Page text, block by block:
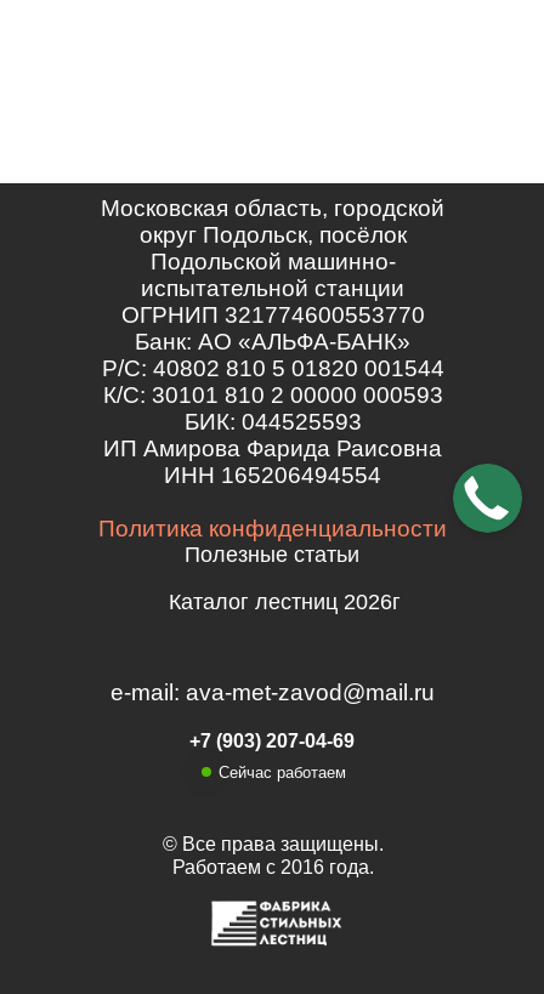
© Все права защищены.
Работаем с 2016 года.
Сейчас работаем
Московская область, городской
округ Подольск, посёлок
Подольской машинно-
испытательной станции
ОГРНИП 321774600553770
Банк: АО «АЛЬФА-БАНК»
Р/С: 40802 810 5 01820 001544
К/С: 30101 810 2 00000 000593
БИК: 044525593
ИП Амирова Фарида Раисовна
ИНН 165206494554
Политика конфиденциальности
Полезные статьи
Каталог лестниц 2026г
e-mail: ava-met-zavod@mail.ru
+7 (903) 207-04-69